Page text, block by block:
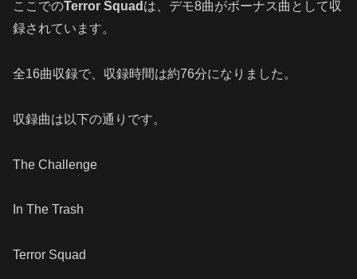
ここでのTerror Squad は、デモ8曲がボーナス曲として収
録されています。
全16曲収録で、収録時間は約76分になりました。
収録曲は以下の通りです。
The Challenge
In The Trash
Terror Squad